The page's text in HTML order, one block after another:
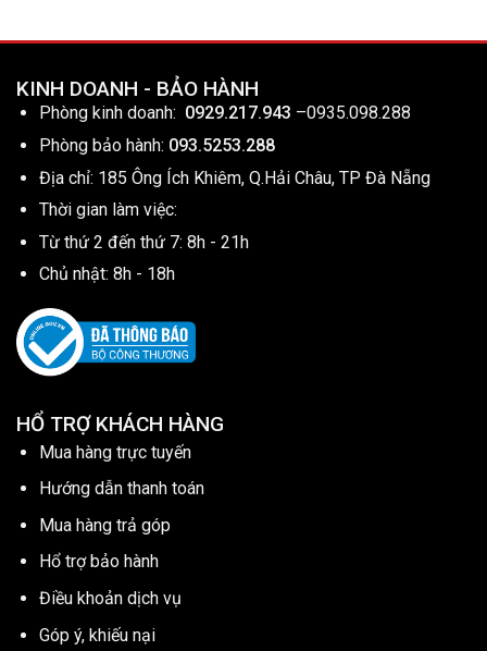
KINH DOANH - BẢO HÀNH
Phòng kinh doanh: 0929.217.943 –0935.098.288
Phòng bảo hành: 093.5253.288
Địa chỉ: 185 Ông Ích Khiêm, Q.Hải Châu, TP Đà Nẵng
Thời gian làm việc:
Từ thứ 2 đến thứ 7: 8h - 21h
Chủ nhật: 8h - 18h
HỔ TRỢ KHÁCH HÀNG
Mua hàng trực tuyến
Hướng dẫn thanh toán
Mua hàng trả góp
Hổ trợ bảo hành
Điều khoản dịch vụ
Góp ý, khiếu nại